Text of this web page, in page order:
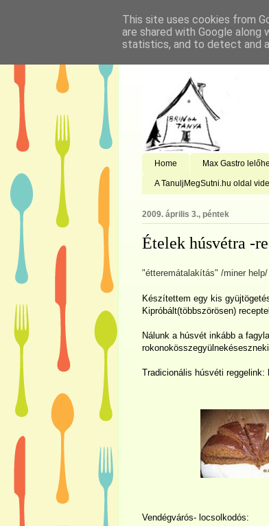
Home Max Gastro
A TanuljMegSutni.hu oldal
2009. április 3., péntek
Ételek húsvétra -
"étteremátalakítás" /miner help/
Készítettem egy kis
Kipróbált(többszörösen)
Nálunk a húsvét inkább a
Tradicionális húsvéti
Vendégvárós- locsolkodós:
This site uses cookies from
are shared with Google
statistics, and to detect and